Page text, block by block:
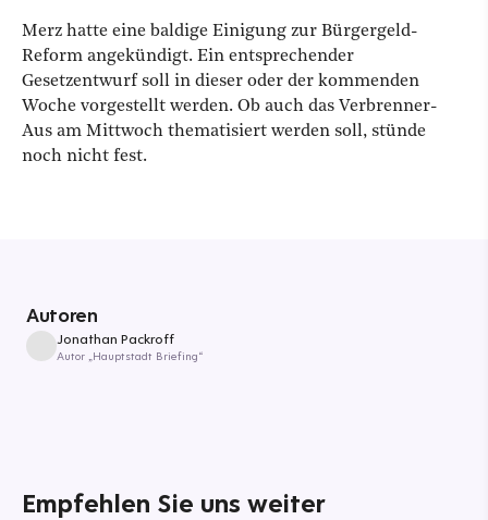
Merz hatte eine baldige Einigung zur Bürgergeld-
Reform angekündigt. Ein entsprechender
Gesetzentwurf soll in dieser oder der kommenden
Woche vorgestellt werden. Ob auch das Verbrenner-
Aus am Mittwoch thematisiert werden soll, stünde
noch nicht fest.
Autoren
Jonathan Packroff
Autor „Hauptstadt Briefing“
Empfehlen Sie uns weiter